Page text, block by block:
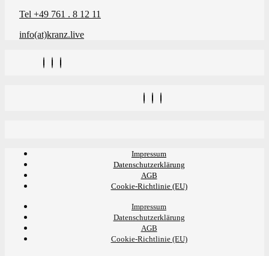
Tel +49 761 . 8 12 11
info(at)kranz.live
Impressum
Datenschutzerklärung
AGB
Cookie-Richtlinie (EU)
Impressum
Datenschutzerklärung
AGB
Cookie-Richtlinie (EU)